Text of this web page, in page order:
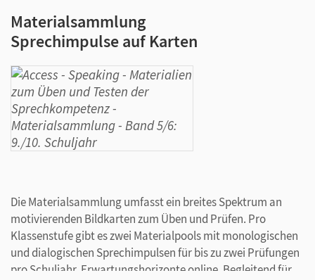
Materialsammlung
Sprechimpulse auf Karten
Die Materialsammlung umfasst ein breites Spektrum an
motivierenden Bildkarten zum Üben und Prüfen. Pro
Klassenstufe gibt es zwei Materialpools mit monologischen
und dialogischen Sprechimpulsen für bis zu zwei Prüfungen
pro Schuljahr. Erwartungshorizonte online. Begleitend für